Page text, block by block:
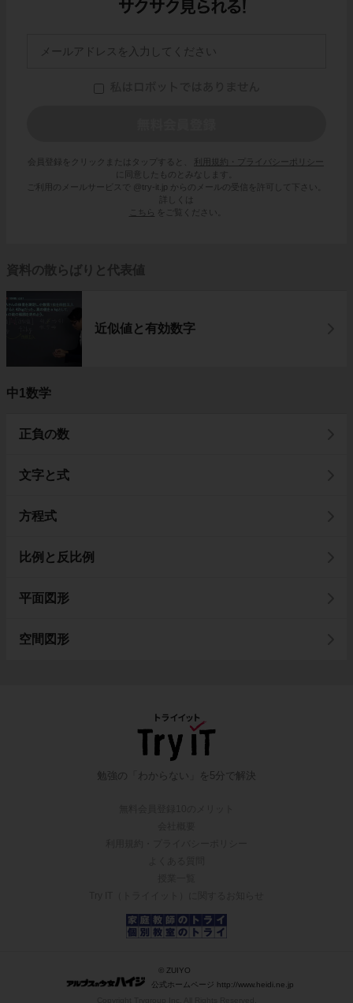
会員登録をクリックまたはタップすると、
利用規約・プライバシーポリシー
に同意したものとみなします。
ご利用のメールサービスで @try-it.jp からのメールの受信を許可して下さい。
詳しくは
こちら
をご覧ください。
資料の散らばりと代表値
近似値と有効数字
中1数学
正負の数
文字と式
方程式
比例と反比例
平面図形
空間図形
勉強の「わからない」を5分で解決
© ZUIYO
公式ホームページ http://www.heidi.ne.jp